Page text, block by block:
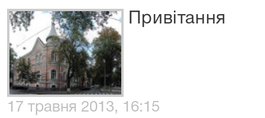
Привітання
17 травня 2013, 16:15